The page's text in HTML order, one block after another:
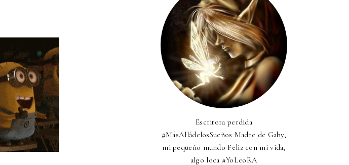
Escritora perdida
#MásAlládelosSueños Madre de Gaby,
mi pequeño mundo Feliz con mi vida,
algo loca #YoLeoRA